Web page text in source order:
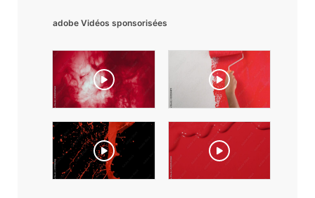
adobe Vidéos sponsorisées